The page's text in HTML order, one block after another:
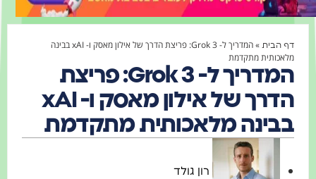
דף הבית»
המדריך ל- Grok 3: פריצת הדרך של אילון מאסק ו- xAI בבינה
מלאכותית מתקדמת
המדריך ל- Grok 3: פריצת
הדרך של אילון מאסק ו- xAI
בבינה מלאכותית מתקדמת
רון גולד